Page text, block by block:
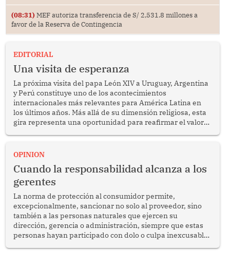
(08:31) MEF autoriza transferencia de S/ 2,531.8 millones a
favor de la Reserva de Contingencia
EDITORIAL
Una visita de esperanza
La próxima visita del papa León XIV a Uruguay, Argentina
y Perú constituye uno de los acontecimientos
internacionales más relevantes para América Latina en
los últimos años. Más allá de su dimensión religiosa, esta
gira representa una oportunidad para reafirmar el valor
enfrenta desafíos en materia de desarrollo, cohesión
OPINION
Cuando la responsabilidad alcanza a los
gerentes
La norma de protección al consumidor permite,
excepcionalmente, sancionar no solo al proveedor, sino
también a las personas naturales que ejercen su
dirección, gerencia o administración, siempre que estas
personas hayan participado con dolo o culpa inexcusable